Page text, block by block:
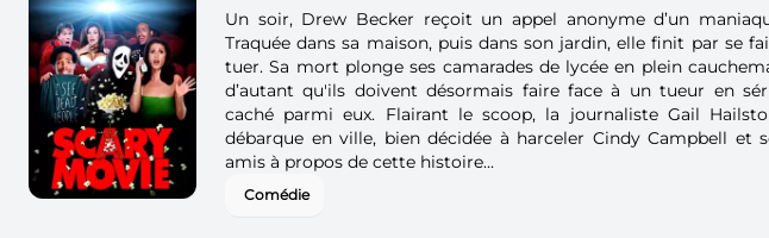
Un soir, Drew Becker reçoit un appel anonyme d’un
Traquée dans sa maison, puis dans son jardin, elle finit par se
tuer. Sa mort plonge ses camarades de lycée en plein
d’autant qu'ils doivent désormais faire face à un tueur en
caché parmi eux. Flairant le scoop, la journaliste Gail
débarque en ville, bien décidée à harceler Cindy Campbell et
amis à propos de cette histoire...
Comédie